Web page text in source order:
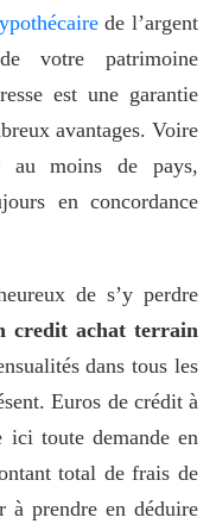
de l’argent
votre patrimoine
est une garantie
avantages. Voire
moins de pays,
en concordance
de s’y perdre
credit achat terrain
dans tous les
Euros de crédit à
ici toute demande en
total de frais de
à prendre en déduire